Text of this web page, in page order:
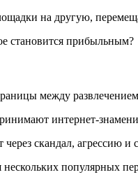
на другую,
становится прибыльным?
между
интернет-
скандал, агрессию
популярных